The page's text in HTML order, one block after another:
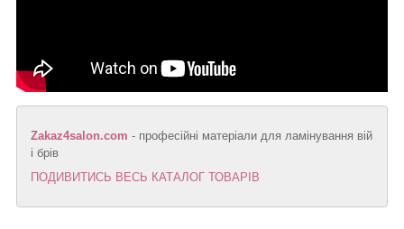
Zakaz4salon.com - професійні матеріали для ламінування вій
і брів
ПОДИВИТИСЬ ВЕСЬ КАТАЛОГ ТОВАРІВ